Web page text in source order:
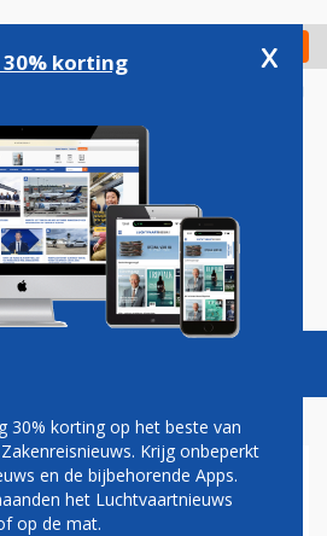
Check in
Podcasts Vacatures
korting x
30% korting op het beste van
Krijg onbeperkt
en de bijbehorende Apps.
het Luchtvaartnieuws
op de mat.